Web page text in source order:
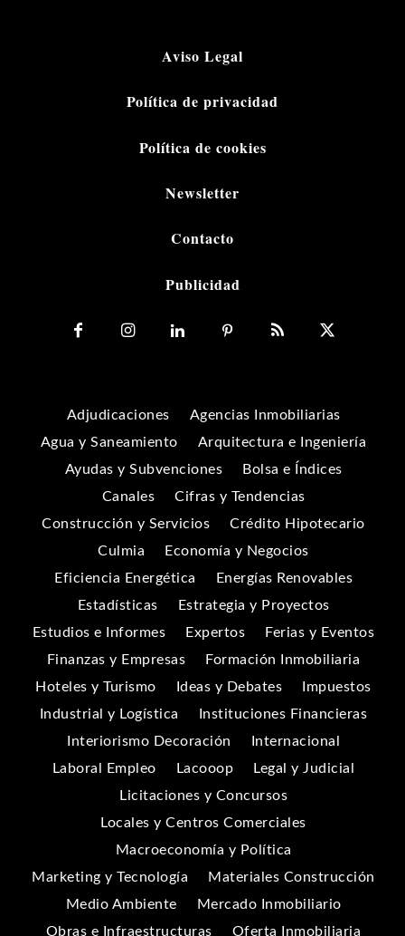
Aviso Legal
Política de privacidad
Política de cookies
Newsletter
Contacto
Publicidad
Adjudicaciones
Agencias Inmobiliarias
Agua y Saneamiento
Arquitectura e Ingeniería
Ayudas y Subvenciones
Bolsa e Índices
Canales
Cifras y Tendencias
Construcción y Servicios
Crédito Hipotecario
Culmia
Economía y Negocios
Eficiencia Energética
Energías Renovables
Estadísticas
Estrategia y Proyectos
Estudios e Informes
Expertos
Ferias y Eventos
Finanzas y Empresas
Formación Inmobiliaria
Hoteles y Turismo
Ideas y Debates
Impuestos
Industrial y Logística
Instituciones Financieras
Interiorismo Decoración
Internacional
Laboral Empleo
Lacooop
Legal y Judicial
Licitaciones y Concursos
Locales y Centros Comerciales
Macroeconomía y Política
Marketing y Tecnología
Materiales Construcción
Medio Ambiente
Mercado Inmobiliario
Obras e Infraestructuras
Oferta Inmobiliaria